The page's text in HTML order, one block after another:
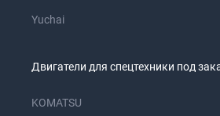
Yuchai
Двигатели для спецтехники под
KOMATSU